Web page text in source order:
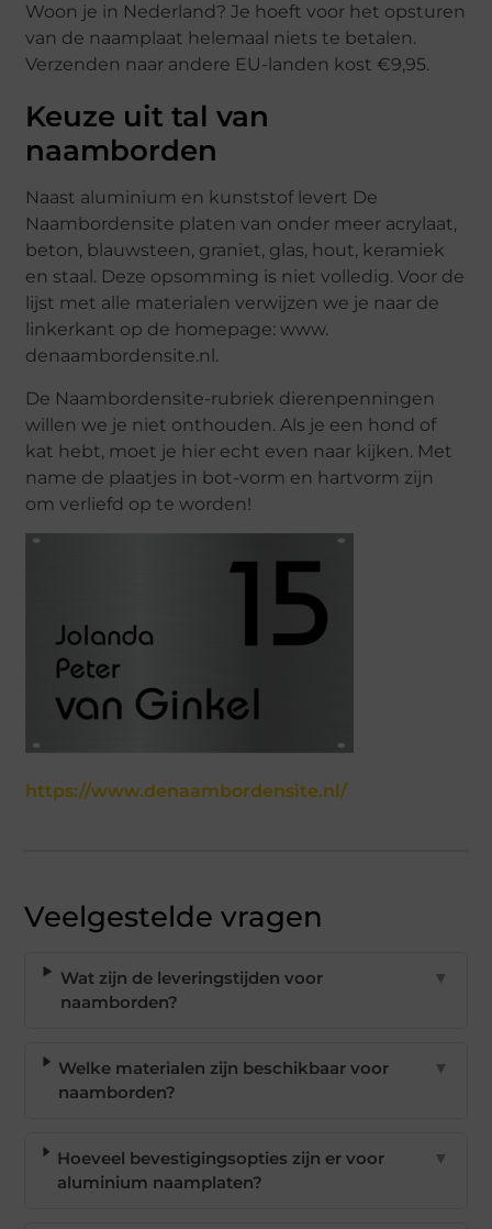
Woon je in Nederland? Je hoeft voor het opsturen
van de naamplaat helemaal niets te betalen.
Verzenden naar andere EU-landen kost €9,95.
Keuze uit tal van
naamborden
Naast aluminium en kunststof levert De
Naambordensite platen van onder meer acrylaat,
beton, blauwsteen, graniet, glas, hout, keramiek
en staal. Deze opsomming is niet volledig. Voor de
lijst met alle materialen verwijzen we je naar de
linkerkant op de homepage: www.
denaambordensite.nl.
De Naambordensite-rubriek dierenpenningen
willen we je niet onthouden. Als je een hond of
kat hebt, moet je hier echt even naar kijken. Met
name de plaatjes in bot-vorm en hartvorm zijn
om verliefd op te worden!
https://www.denaambordensite.nl/
Veelgestelde vragen
Wat zijn de leveringstijden voor
naamborden?
▼
Welke materialen zijn beschikbaar voor
naamborden?
▼
Hoeveel bevestigingsopties zijn er voor
aluminium naamplaten?
▼